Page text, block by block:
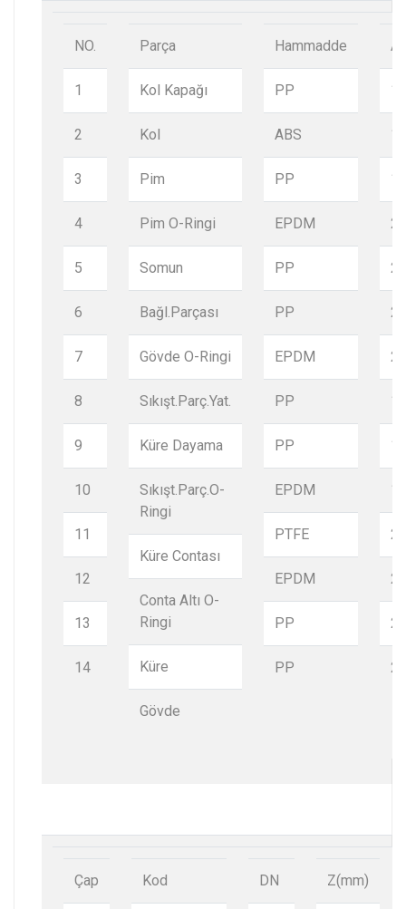
NO.
1
2
3
4
5
6
7
8
9
10
11
12
13
14
Parça
Kol Kapağı
Kol
Pim
Pim O-Ringi
Somun
Bağl.Parçası
Gövde O-Ringi
Sıkışt.Parç.Yat.
Küre Dayama
Sıkışt.Parç.O-
Ringi
Küre Contası
Conta Altı O-
Ringi
Küre
Gövde
Hammadde
PP
ABS
PP
EPDM
PP
PP
EPDM
PP
PP
EPDM
PTFE
EPDM
PP
PP
1
1
1
2
2
2
2
1
1
1
2
2
2
2
Çap Kod DN Z(mm)